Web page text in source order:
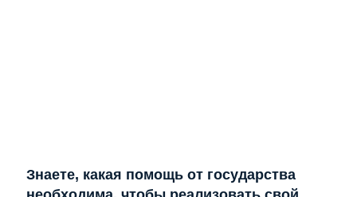
Знаете, какая помощь от государства